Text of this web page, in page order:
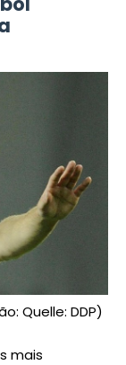
Quelle: DDP)
mais